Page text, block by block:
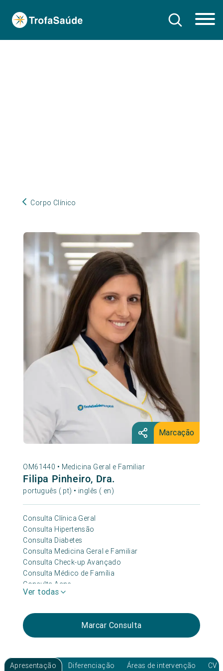
Corpo Clínico
Marcação
OM61440 • Medicina Geral e Familiar
Filipa Pinheiro, Dra.
português ( pt) • inglês ( en)
Consulta Clínica Geral
Consulta Hipertensão
Consulta Diabetes
Consulta Medicina Geral e Familiar
Consulta Check-up Avançado
Consulta Médico de Família
Consulta Acne
Consulta Check-up Essencial
Consulta Obesidade
Consulta Depressão e Ansiedade
Consulta Medicina Do Sono
Ver todas
Marcar Consulta
Apresentação Diferenciação Áreas de intervenção CV